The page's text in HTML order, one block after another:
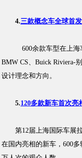
4.三款概念车全球首
600余款车型在上海车
BMW CS、Buick Riviera-
设计理念和方向。
5.120多款新车首次亮
第12届上海国际车展拉
在国内亮相的新车，600